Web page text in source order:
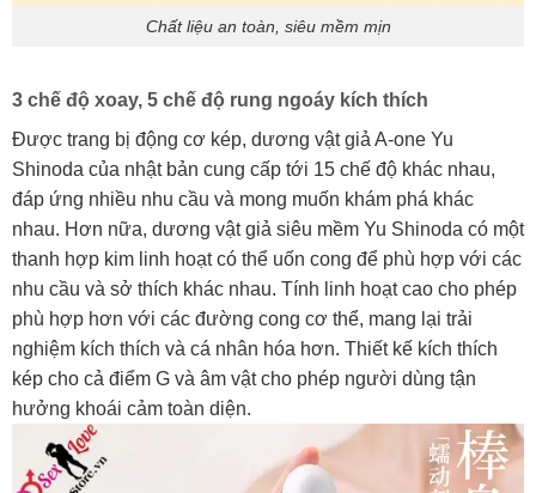
Chất liệu an toàn, siêu mềm mịn
3 chế độ xoay, 5 chế độ rung ngoáy kích thích
Được trang bị động cơ kép, dương vật giả A-one Yu
Shinoda của nhật bản cung cấp tới 15 chế độ khác nhau,
đáp ứng nhiều nhu cầu và mong muốn khám phá khác
nhau. Hơn nữa, dương vật giả siêu mềm Yu Shinoda có một
thanh hợp kim linh hoạt có thể uốn cong để phù hợp với các
nhu cầu và sở thích khác nhau. Tính linh hoạt cao cho phép
phù hợp hơn với các đường cong cơ thể, mang lại trải
nghiệm kích thích và cá nhân hóa hơn. Thiết kế kích thích
kép cho cả điểm G và âm vật cho phép người dùng tận
hưởng khoái cảm toàn diện.